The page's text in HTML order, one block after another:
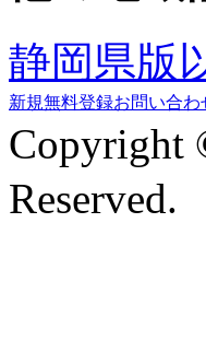
静岡県版
新規無料登録お問い合わ
Copyright
Reserved.